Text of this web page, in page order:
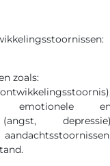
zoals:
emotionele